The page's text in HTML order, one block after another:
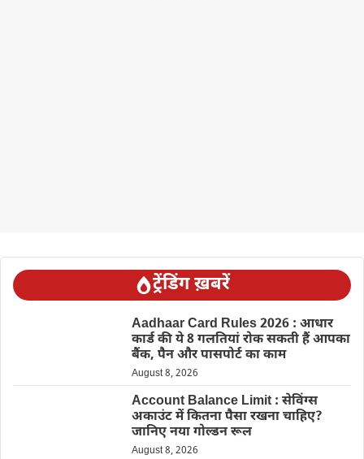
ट्रेंडिंग ख़बरें
Aadhaar Card Rules 2026 : आधार
कार्ड की ये 8 गलतियां रोक सकती हैं आपका
बैंक, पैन और पासपोर्ट का काम
August 8, 2026
Account Balance Limit : सेविंग्स
अकाउंट में कितना पैसा रखना चाहिए?
जानिए नया गोल्डन रूल
August 8, 2026